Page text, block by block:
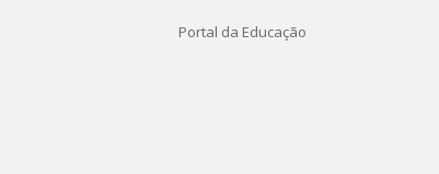
Portal da Educação